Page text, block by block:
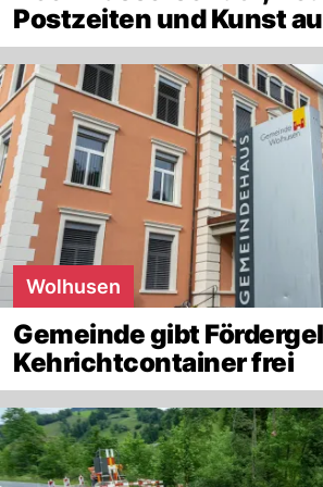
Postzeiten und Kunst
Wolhusen
Gemeinde gibt
Kehrichtcontainer frei